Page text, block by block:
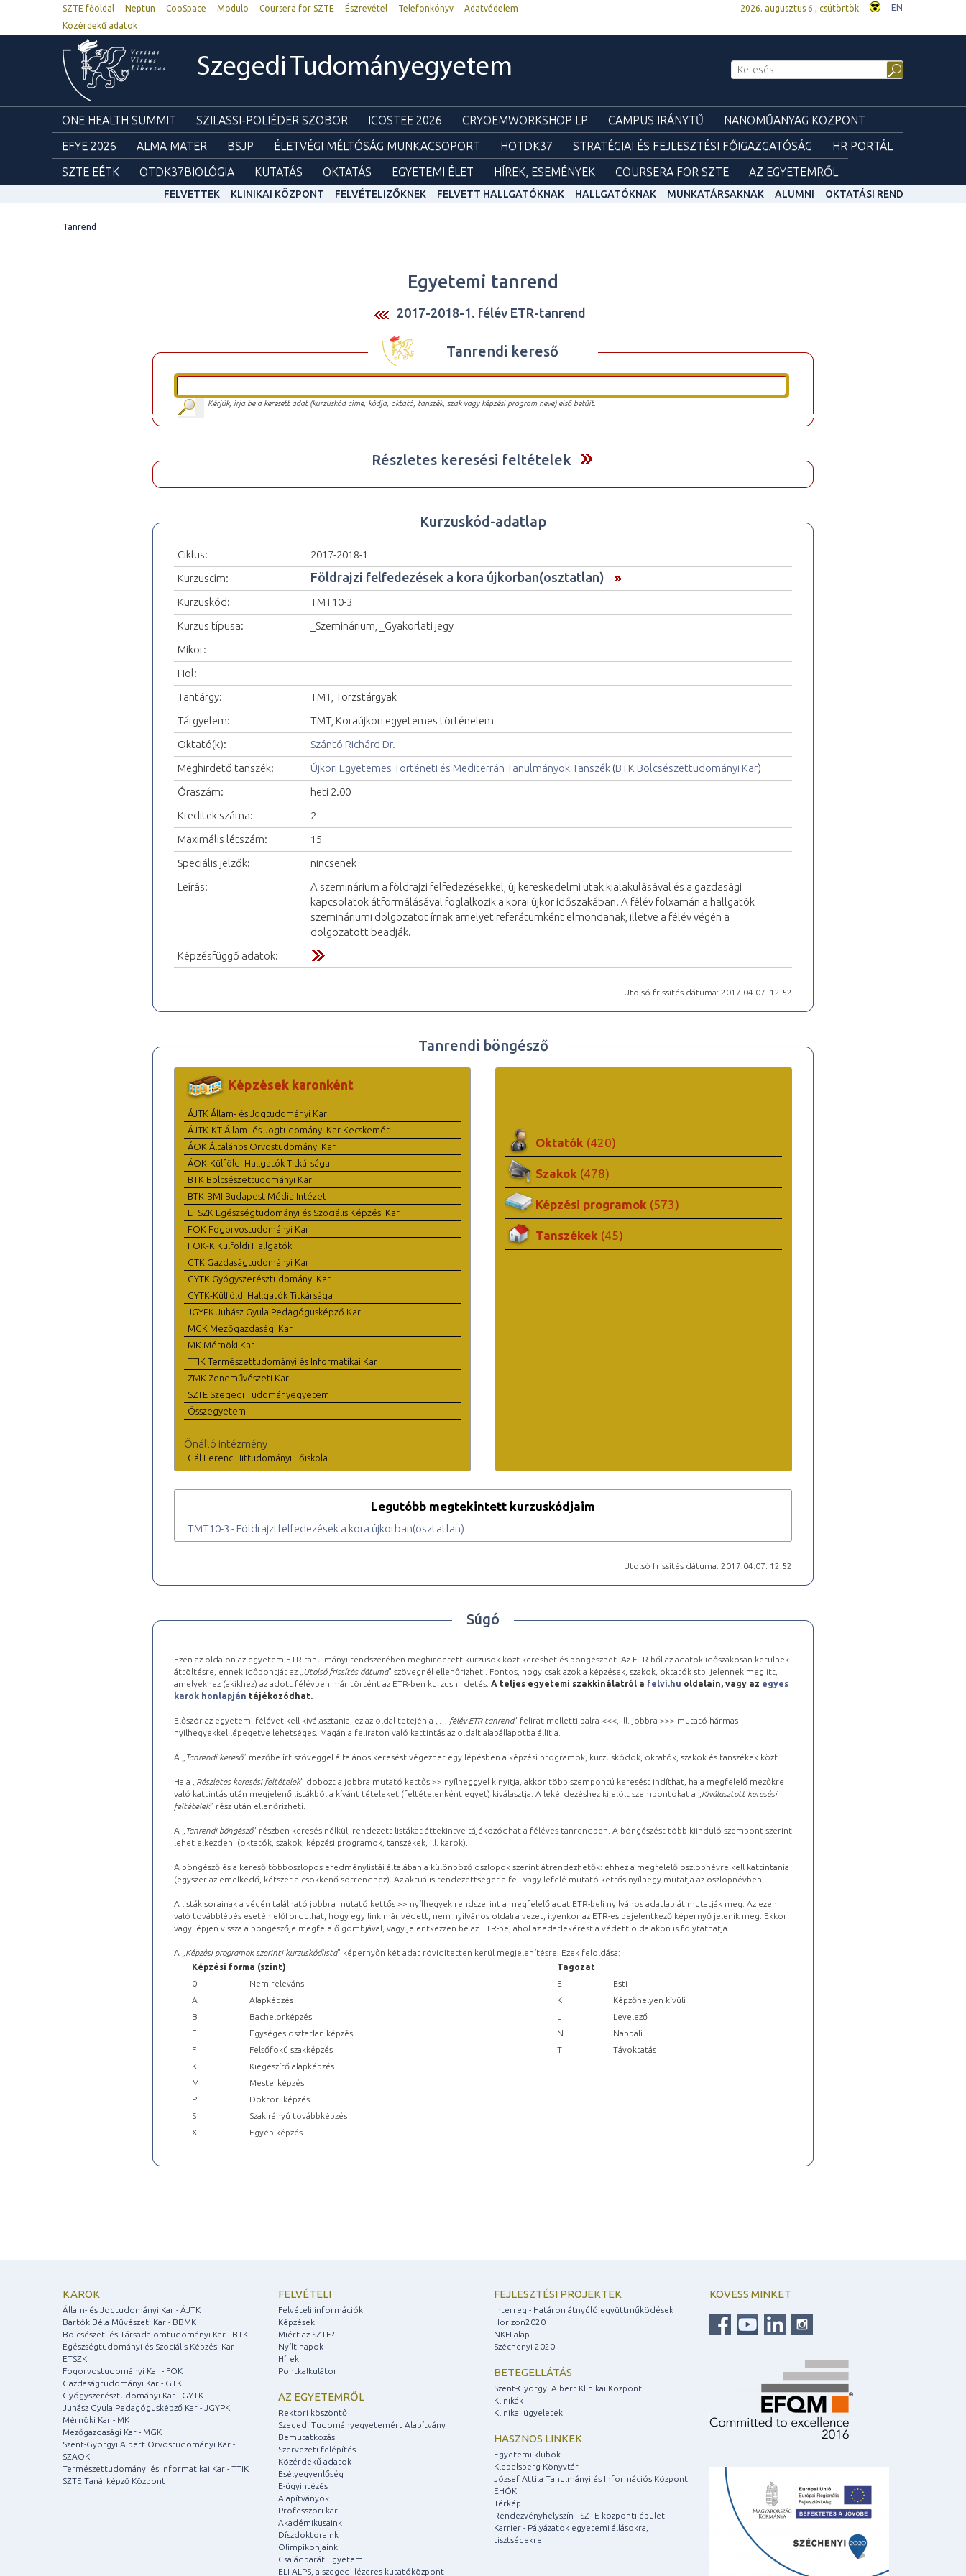
SZTE főoldal Neptun CooSpace Modulo Coursera for SZTE Észrevétel Telefonkönyv
Adatvédelem
Közérdekű adatok
2026. augusztus 6., csütörtök EN
Szegedi Tudományegyetem
ONE HEALTH SUMMIT SZILASSI-POLIÉDER SZOBOR ICOSTEE 2026 CRYOEMWORKSHOP LP CAMPUS IRÁNYTŰ
NANOMŰANYAG KÖZPONT
EFYE 2026
ALMA MATER BSJP ÉLETVÉGI MÉLTÓSÁG MUNKACSOPORT HOTDK37 STRATÉGIAI ÉS FEJLESZTÉSI FŐIGAZGATÓSÁG
HR PORTÁL
SZTE EÉTK
OTDK37BIOLÓGIA KUTATÁS OKTATÁS EGYETEMI ÉLET HÍREK, ESEMÉNYEK COURSERA FOR SZTE AZ EGYETEMRŐL
FELVETTEK KLINIKAI KÖZPONT FELVÉTELIZŐKNEK FELVETT HALLGATÓKNAK HALLGATÓKNAK MUNKATÁRSAKNAK ALUMNI OKTATÁSI REND
Tanrend
Egyetemi tanrend
2017-2018-1. félév ETR-tanrend
Tanrendi kereső
Kérjük, írja be a keresett adat (kurzuskód címe, kódja, oktató, tanszék, szak vagy képzési program neve) első betűit.
Részletes keresési feltételek
Kurzuskód-adatlap
Ciklus:
2017-2018-1
Kurzuscím:
Földrajzi felfedezések a kora újkorban(osztatlan)
Kurzuskód:
TMT10-3
Kurzus típusa:
_Szeminárium, _Gyakorlati jegy
Mikor:
Hol:
Tantárgy:
TMT, Törzstárgyak
Tárgyelem:
TMT, Koraújkori egyetemes történelem
Oktató(k):
Szántó Richárd Dr.
Meghirdető tanszék:
Újkori Egyetemes Történeti és Mediterrán Tanulmányok Tanszék (BTK Bölcsészettudományi Kar)
Óraszám:
heti 2.00
Kreditek száma:
2
Maximális létszám:
15
Speciális jelzők:
nincsenek
Leírás:
A szeminárium a földrajzi felfedezésekkel, új kereskedelmi utak kialakulásával és a gazdasági
kapcsolatok átformálásával foglalkozik a korai újkor időszakában. A félév folxamán a hallgatók
szemináriumi dolgozatot írnak amelyet referátumként elmondanak, illetve a félév végén a
dolgozatott beadják.
Képzésfüggő adatok:
Utolsó frissítés dátuma: 2017.04.07. 12:52
Tanrendi böngésző
Képzések karonként
ÁJTK Állam- és Jogtudományi Kar
ÁJTK-KT Állam- és Jogtudományi Kar Kecskemét
ÁOK Általános Orvostudományi Kar
ÁOK-Külföldi Hallgatók Titkársága
BTK Bölcsészettudományi Kar
BTK-BMI Budapest Média Intézet
ETSZK Egészségtudományi és Szociális Képzési Kar
FOK Fogorvostudományi Kar
FOK-K Külföldi Hallgatók
GTK Gazdaságtudományi Kar
GYTK Gyógyszerésztudományi Kar
GYTK-Külföldi Hallgatók Titkársága
JGYPK Juhász Gyula Pedagógusképző Kar
MGK Mezőgazdasági Kar
MK Mérnöki Kar
TTIK Természettudományi és Informatikai Kar
ZMK Zeneművészeti Kar
SZTE Szegedi Tudományegyetem
Összegyetemi
Önálló intézmény
Gál Ferenc Hittudományi Főiskola
Oktatók (420)
Szakok (478)
Képzési programok (573)
Tanszékek (45)
Legutóbb megtekintett kurzuskódjaim
TMT10-3 - Földrajzi felfedezések a kora újkorban(osztatlan)
Utolsó frissítés dátuma: 2017.04.07. 12:52
Súgó
Ezen az oldalon az egyetem ETR tanulmányi rendszerében meghirdetett kurzusok közt kereshet és böngészhet. Az ETR-ből az adatok időszakosan kerülnek
áttöltésre, ennek időpontját az „ Utolsó frissítés dátuma” szövegnél ellenőrizheti. Fontos, hogy csak azok a képzések, szakok, oktatók stb. jelennek meg itt,
amelyekhez (akikhez) az adott félévben már történt az ETR-ben kurzushirdetés. A teljes egyetemi szakkínálatról a felvi.hu oldalain, vagy az egyes
karok honlapján tájékozódhat.
Először az egyetemi félévet kell kiválasztania, ez az oldal tetején a „ … félév ETR-tanrend” felirat melletti balra <<<, ill. jobbra >>> mutató hármas
nyílhegyekkel lépegetve lehetséges. Magán a feliraton való kattintás az oldalt alapállapotba állítja.
A „ Tanrendi kereső” mezőbe írt szöveggel általános keresést végezhet egy lépésben a képzési programok, kurzuskódok, oktatók, szakok és tanszékek közt.
Ha a „ Részletes keresési feltételek” dobozt a jobbra mutató kettős >> nyílheggyel kinyitja, akkor több szempontú keresést indíthat, ha a megfelelő mezőkre
való kattintás után megjelenő listákból a kívánt tételeket (feltételenként egyet) kiválasztja. A lekérdezéshez kijelölt szempontokat a „ Kiválasztott keresési
feltételek” rész után ellenőrizheti.
A „ Tanrendi böngésző” részben keresés nélkül, rendezett listákat áttekintve tájékozódhat a féléves tanrendben. A böngészést több kiinduló szempont szerint
lehet elkezdeni (oktatók, szakok, képzési programok, tanszékek, ill. karok).
A böngésző és a kereső többoszlopos eredménylistái általában a különböző oszlopok szerint átrendezhetők: ehhez a megfelelő oszlopnévre kell kattintania
(egyszer az emelkedő, kétszer a csökkenő sorrendhez). Az aktuális rendezettséget a fel- vagy lefelé mutató kettős nyílhegy mutatja az oszlopnévben.
A listák sorainak a végén található jobbra mutató kettős >> nyílhegyek rendszerint a megfelelő adat ETR-beli nyilvános adatlapját mutatják meg. Az ezen
való továbblépés esetén előfordulhat, hogy egy link már védett, nem nyilvános oldalra vezet, ilyenkor az ETR-es bejelentkező képernyő jelenik meg. Ekkor
vagy lépjen vissza a böngészője megfelelő gombjával, vagy jelentkezzen be az ETR-be, ahol az adatlekérést a védett oldalakon is folytathatja.
A „ Képzési programok szerinti kurzuskódlista” képernyőn két adat rövidítetten kerül megjelenítésre. Ezek feloldása:
Képzési forma (szint)
Tagozat
0
Nem releváns E
Esti
A
Alapképzés K
Képzőhelyen kívüli
B
Bachelorképzés L
Levelező
E
Egységes osztatlan képzés N
Nappali
F
Felsőfokú szakképzés T
Távoktatás
K
Kiegészítő alapképzés
M
Mesterképzés
P
Doktori képzés
S
Szakirányú továbbképzés
X
Egyéb képzés
KAROK
Állam- és Jogtudományi Kar - ÁJTK
Bartók Béla Művészeti Kar - BBMK
Bölcsészet- és Társadalomtudományi Kar - BTK
Egészségtudományi és Szociális Képzési Kar -
ETSZK
Fogorvostudományi Kar - FOK
Gazdaságtudományi Kar - GTK
Gyógyszerésztudományi Kar - GYTK
Juhász Gyula Pedagógusképző Kar - JGYPK
Mérnöki Kar - MK
Mezőgazdasági Kar - MGK
Szent-Györgyi Albert Orvostudományi Kar -
SZAOK
Természettudományi és Informatikai Kar - TTIK
SZTE Tanárképző Központ
FELVÉTELI
Felvételi információk
Képzések
Miért az SZTE?
Nyílt napok
Hírek
Pontkalkulátor
AZ EGYETEMRŐL
Rektori köszöntő
Szegedi Tudományegyetemért Alapítvány
Bemutatkozás
Szervezeti felépítés
Közérdekű adatok
Esélyegyenlőség
E-ügyintézés
Alapítványok
Professzori kar
Akadémikusaink
Díszdoktoraink
Olimpikonjaink
Családbarát Egyetem
ELI-ALPS, a szegedi lézeres kutatóközpont
FEJLESZTÉSI PROJEKTEK
Interreg - Határon átnyúló együttműködések
Horizon2020
NKFI alap
Széchenyi 2020
BETEGELLÁTÁS
Szent-Györgyi Albert Klinikai Központ
Klinikák
Klinikai ügyeletek
HASZNOS LINKEK
Egyetemi klubok
Klebelsberg Könyvtár
József Attila Tanulmányi és Információs Központ
EHÖK
Térkép
Rendezvényhelyszín - SZTE központi épület
Karrier - Pályázatok egyetemi állásokra,
tisztségekre
KÖVESS MINKET